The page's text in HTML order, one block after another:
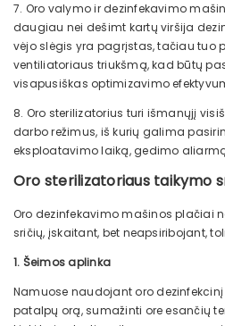
7. Oro valymo ir dezinfekavimo
daugiau nei dešimt kartų viršija
vėjo slėgis yra pagrįstas, tačiau tuo
ventiliatoriaus triukšmą, kad būtų
visapusiškas optimizavimo
8. Oro sterilizatorius turi išmanųjį
darbo režimus, iš kurių galima
eksploatavimo laiką, gedimo
Oro sterilizatoriaus taikymo
Oro dezinfekavimo mašinos plačiai
sričių, įskaitant, bet neapsiribojant,
1. Šeimos aplinka
Namuose naudojant oro
patalpų orą, sumažinti ore esančių